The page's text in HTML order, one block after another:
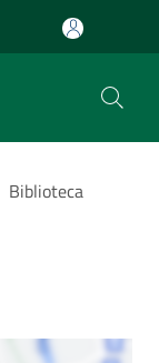
Biblioteca